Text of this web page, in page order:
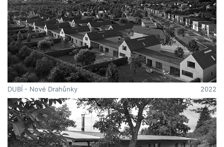
DUBÍ - Nové Drahůnky 2022